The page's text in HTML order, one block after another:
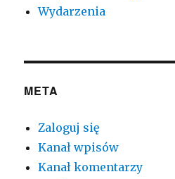
Wydarzenia
META
Zaloguj się
Kanał wpisów
Kanał komentarzy